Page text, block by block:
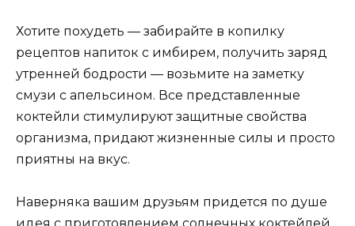
Хотите похудеть — забирайте в копилку
рецептов напиток с имбирем, получить заряд
утренней бодрости — возьмите на заметку
смузи с апельсином. Все представленные
коктейли стимулируют защитные свойства
организма, придают жизненные силы и просто
приятны на вкус.
Наверняка вашим друзьям придется по душе
идея с приготовлением солнечных коктейлей